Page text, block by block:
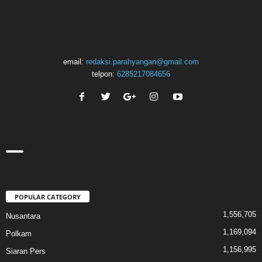
email: redaksi.parahyangan@gmail.com
telpon: 6285217084656
POPULAR CATEGORY
Nusantara 1,556,705
Polkam 1,169,094
Siaran Pers 1,156,995